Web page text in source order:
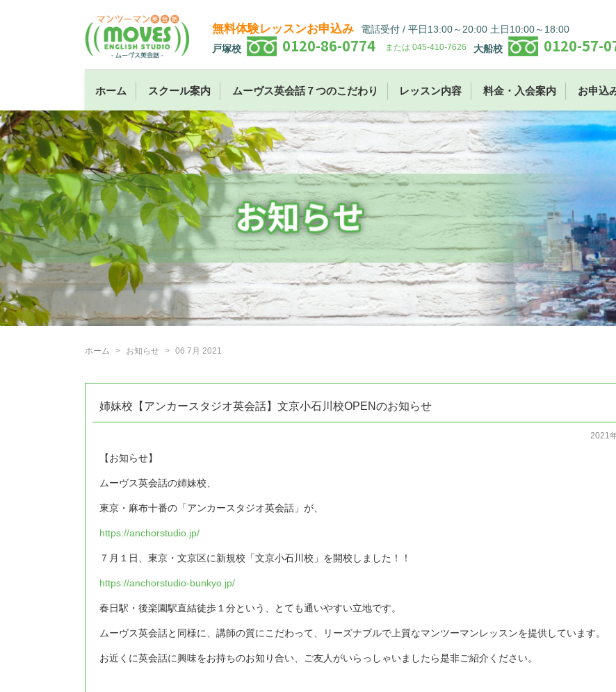
無料体験レッスンお申込み
電話受付 / 平日13:00～20:00 土日10:00～18:00
戸塚校
0120-86-0774 または 045-410-7626 大船校 0120-57-
ホーム スクール案内 ムーヴス英会話７つのこだわり レッスン内容 料金・入会案内 お申込
ホーム お知らせ 06 7月 2021
姉妹校【アンカースタジオ英会話】文京小石川校OPENのお知らせ
2021
【お知らせ】
ムーヴス英会話の姉妹校、
東京・麻布十番の「アンカースタジオ英会話」が、
https://anchorstudio.jp/
７月１日、東京・文京区に新規校「文京小石川校」を開校しました！！
https://anchorstudio-bunkyo.jp/
春日駅・後楽園駅直結徒歩１分という、とても通いやすい立地です。
ムーヴス英会話と同様に、講師の質にこだわって、リーズナブルで上質なマンツーマンレッスンを提供しています。
お近くに英会話に興味をお持ちのお知り合い、ご友人がいらっしゃいましたら是非ご紹介ください。